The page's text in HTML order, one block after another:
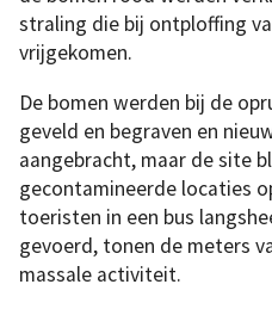
straling die bij ontploffing
vrijgekomen.
De bomen werden bij de
geveld en begraven en
aangebracht, maar de site
gecontamineerde locaties
toeristen in een bus
gevoerd, tonen de meters
massale activiteit.